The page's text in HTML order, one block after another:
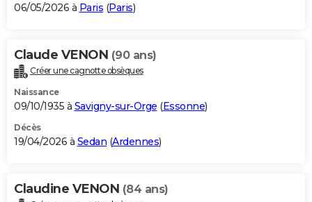
BONS PLANS
Carte de Noël
Carte Bonne année
Carte Saint-Valentin
Carte Pâques
Carte d'anniversaire
DICTIONNAIRE
Dictionnaire
Biographies
Citations
Expressions
Proverbes
PROGRAMME TV
S'inscrire
Se connecter
Lycées
Collèges
Primaires
Universités
Entreprises
Service militaire
Avis de recherche
AVIS DE DÉCÈS
06/05/2026 à Paris (Paris)
Claude VENON (90 ans)
Créer une cagnotte obsèques
Naissance
09/10/1935 à Savigny-sur-Orge (Essonne)
Décès
19/04/2026 à Sedan (Ardennes)
Claudine VENON (84 ans)